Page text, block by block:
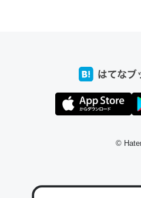
たいなのでネット環境作った
©